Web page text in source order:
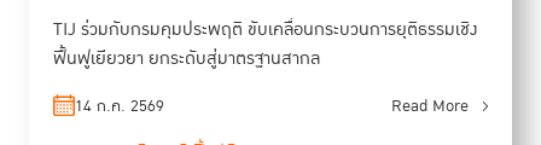
TIJ ร่วมกับกรมคุมประพฤติ ขับเคลื่อนกระบวนการยุติธรรมเชิง
ฟื้นฟูเยียวยา ยกระดับสู่มาตรฐานสากล
14 ก.ค. 2569 Read More